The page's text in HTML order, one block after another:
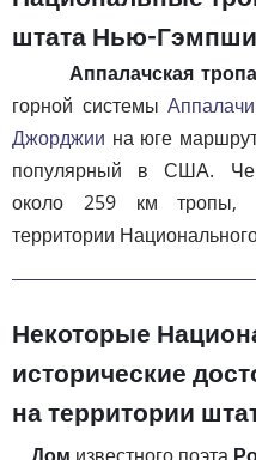
штата Нью-
Аппалачская тропа
горной системы Аппалачи
Джорджии на юге
популярный в США.
около 259 км тропы,
территории
Некоторые
исторические
на территории